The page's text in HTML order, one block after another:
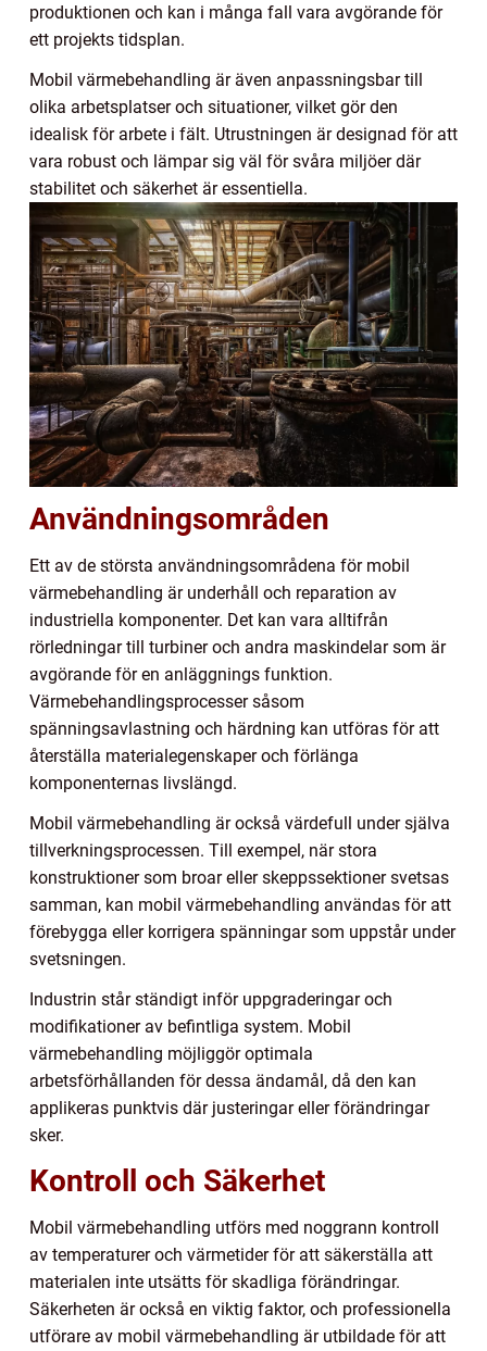
produktionen och kan i många fall vara avgörande för
ett projekts tidsplan.
Mobil värmebehandling är även anpassningsbar till
olika arbetsplatser och situationer, vilket gör den
idealisk för arbete i fält. Utrustningen är designad för att
vara robust och lämpar sig väl för svåra miljöer där
stabilitet och säkerhet är essentiella.
Användningsområden
Ett av de största användningsområdena för mobil
värmebehandling är underhåll och reparation av
industriella komponenter. Det kan vara alltifrån
rörledningar till turbiner och andra maskindelar som är
avgörande för en anläggnings funktion.
Värmebehandlingsprocesser såsom
spänningsavlastning och härdning kan utföras för att
återställa materialegenskaper och förlänga
komponenternas livslängd.
Mobil värmebehandling är också värdefull under själva
tillverkningsprocessen. Till exempel, när stora
konstruktioner som broar eller skeppssektioner svetsas
samman, kan mobil värmebehandling användas för att
förebygga eller korrigera spänningar som uppstår under
svetsningen.
Industrin står ständigt inför uppgraderingar och
modifikationer av befintliga system. Mobil
värmebehandling möjliggör optimala
arbetsförhållanden för dessa ändamål, då den kan
applikeras punktvis där justeringar eller förändringar
sker.
Kontroll och Säkerhet
Mobil värmebehandling utförs med noggrann kontroll
av temperaturer och värmetider för att säkerställa att
materialen inte utsätts för skadliga förändringar.
Säkerheten är också en viktig faktor, och professionella
utförare av mobil värmebehandling är utbildade för att